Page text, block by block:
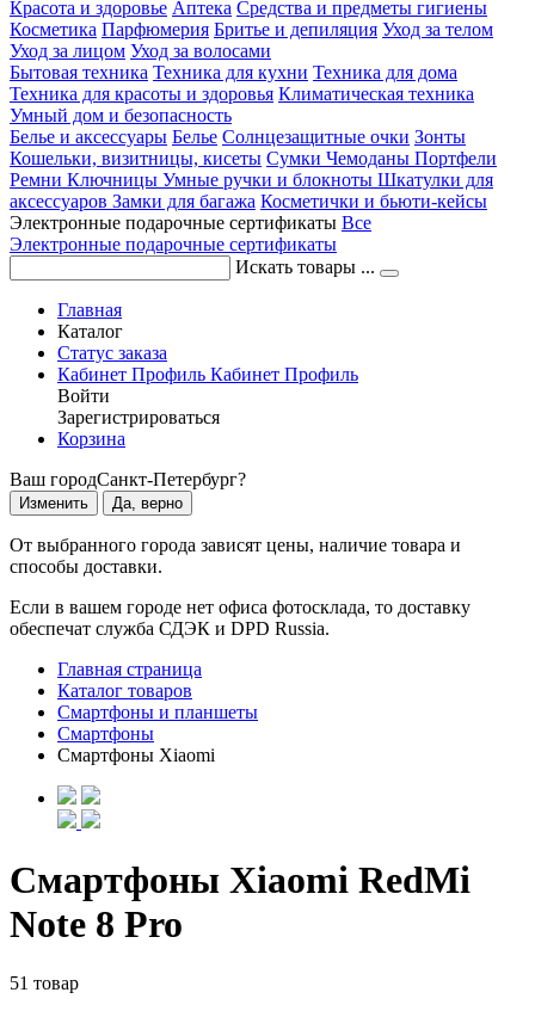
Красота и здоровье Аптека Средства и предметы гигиены
Косметика Парфюмерия Бритье и депиляция Уход за телом
Уход за лицом Уход за волосами
Бытовая техника Техника для кухни Техника для дома
Техника для красоты и здоровья Климатическая техника
Умный дом и безопасность
Белье и аксессуары Белье Солнцезащитные очки Зонты
Кошельки, визитницы, кисеты Сумки Чемоданы Портфели
Ремни Ключницы Умные ручки и блокноты Шкатулки для
аксессуаров Замки для багажа Косметички и бьюти-кейсы
Электронные подарочные сертификаты Все
Электронные подарочные сертификаты
Искать товары ...
Главная
Каталог
Статус заказа
Кабинет Профиль Кабинет Профиль
Войти
Зарегистрироваться
Корзина
Ваш городСанкт-Петербург?
Изменить Да, верно
От выбранного города зависят цены, наличие товара и
способы доставки.
Если в вашем городе нет офиса фотосклада, то доставку
обеспечат служба СДЭК и DPD Russia.
Главная страница
Каталог товаров
Смартфоны и планшеты
Смартфоны
Смартфоны Xiaomi
Смартфоны Xiaomi RedMi
Note 8 Pro
51 товар